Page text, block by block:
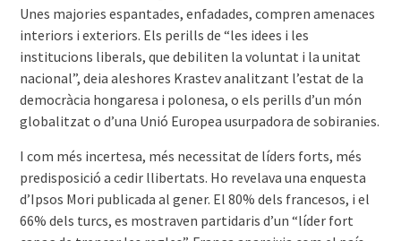
Unes majories espantades, enfadades, compren amenaces
interiors i exteriors. Els perills de “les idees i les
institucions liberals, que debiliten la voluntat i la unitat
nacional”, deia aleshores Krastev analitzant l’estat de la
democràcia hongaresa i polonesa, o els perills d’un món
globalitzat o d’una Unió Europea usurpadora de sobiranies.
I com més incertesa, més necessitat de líders forts, més
predisposició a cedir llibertats. Ho revelava una enquesta
d’Ipsos Mori publicada al gener. El 80% dels francesos, i el
66% dels turcs, es mostraven partidaris d’un “líder fort